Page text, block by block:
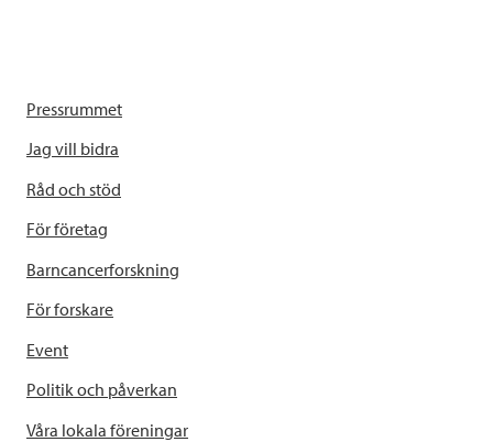
Pressrummet
Jag vill bidra
Råd och stöd
För företag
Barncancerforskning
För forskare
Event
Politik och påverkan
Våra lokala föreningar